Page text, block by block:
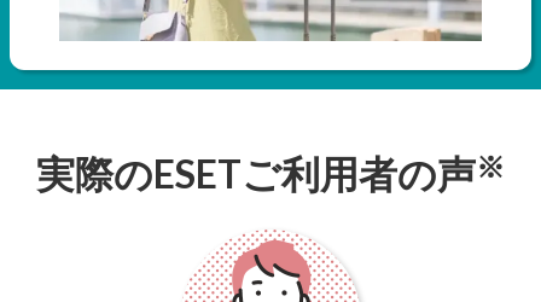
実際のESETご利用者の声※